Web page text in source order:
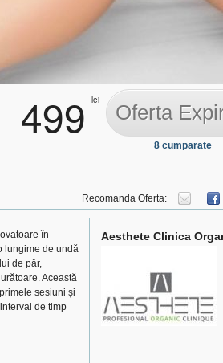
499 lei
Oferta
8 cumparate
Recomanda Oferta:
în
lungime de undă
de păr,
Această
sesiuni și
de timp
Aesthete Clinica